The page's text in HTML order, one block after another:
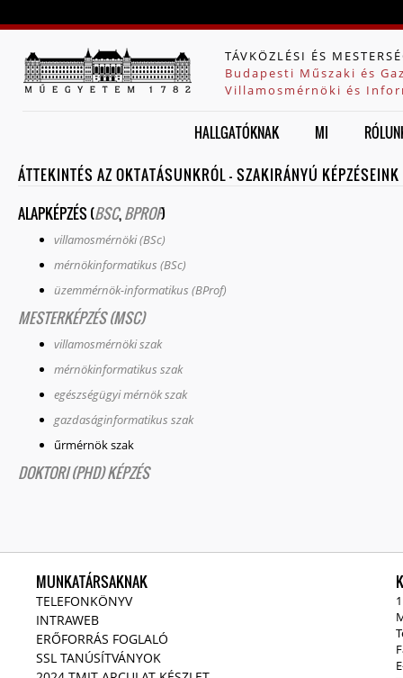
TÁVKÖZLÉSI ÉS
Budapesti Műszaki és
Villamosmérnöki és
HALLGATÓKNAK MI
ÁTTEKINTÉS AZ OKTATÁSUNKRÓL - SZAKIRÁNYÚ KÉPZÉSEINK
ALAPKÉPZÉS (BSC,BPROF)
villamosmérnöki (BSc)
mérnökinformatikus (BSc)
üzemmérnök-informatikus (BProf)
MESTERKÉPZÉS (MSC)
villamosmérnöki szak
mérnökinformatikus szak
egészségügyi mérnök szak
gazdaságinformatikus szak
űrmérnök szak
DOKTORI (PHD) KÉPZÉS
MUNKATÁRSAKNAK
TELEFONKÖNYV
INTRAWEB
ERŐFORRÁS FOGLALÓ
SSL TANÚSÍTVÁNYOK